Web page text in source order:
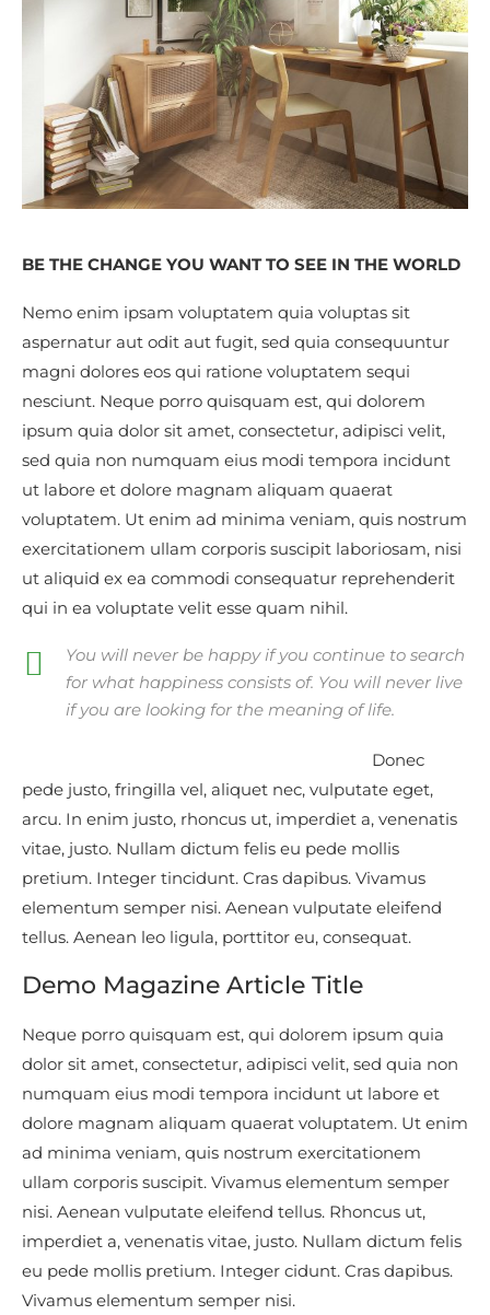
BE THE CHANGE YOU WANT TO SEE IN THE WORLD
Nemo enim ipsam voluptatem quia voluptas sit
aspernatur aut odit aut fugit, sed quia consequuntur
magni dolores eos qui ratione voluptatem sequi
nesciunt. Neque porro quisquam est, qui dolorem
ipsum quia dolor sit amet, consectetur, adipisci velit,
sed quia non numquam eius modi tempora incidunt
ut labore et dolore magnam aliquam quaerat
voluptatem. Ut enim ad minima veniam, quis nostrum
exercitationem ullam corporis suscipit laboriosam, nisi
ut aliquid ex ea commodi consequatur reprehenderit
qui in ea voluptate velit esse quam nihil.
You will never be happy if you continue to search
for what happiness consists of. You will never live
if you are looking for the meaning of life.
Donec
pede justo, fringilla vel, aliquet nec, vulputate eget,
arcu. In enim justo, rhoncus ut, imperdiet a, venenatis
vitae, justo. Nullam dictum felis eu pede mollis
pretium. Integer tincidunt. Cras dapibus. Vivamus
elementum semper nisi. Aenean vulputate eleifend
tellus. Aenean leo ligula, porttitor eu, consequat.
Demo Magazine Article Title
Neque porro quisquam est, qui dolorem ipsum quia
dolor sit amet, consectetur, adipisci velit, sed quia non
numquam eius modi tempora incidunt ut labore et
dolore magnam aliquam quaerat voluptatem. Ut enim
ad minima veniam, quis nostrum exercitationem
ullam corporis suscipit. Vivamus elementum semper
nisi. Aenean vulputate eleifend tellus. Rhoncus ut,
imperdiet a, venenatis vitae, justo. Nullam dictum felis
eu pede mollis pretium. Integer cidunt. Cras dapibus.
Vivamus elementum semper nisi.